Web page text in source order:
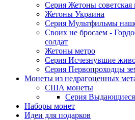
Серия Жетоны советская
Жетоны Украина
Серия Мультфильмы
Своих не бросаем -
солдат
Жетоны метро
Серия Исчезнувшие
Серия Первопроходцы
Монеты из недрагоценных
США монеты
Серия
Наборы монет
Идеи для подарков